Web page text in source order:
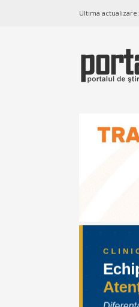
Ultima actualizare: